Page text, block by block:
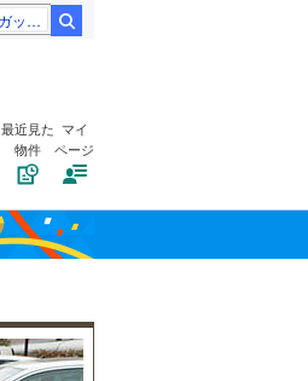
黒田勇樹 ガッポリ建設
最近見た
物件
マイ
ページ